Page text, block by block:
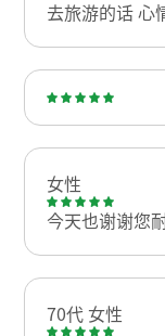
去旅游的话 心
女性
今天也谢谢您
70代 女性